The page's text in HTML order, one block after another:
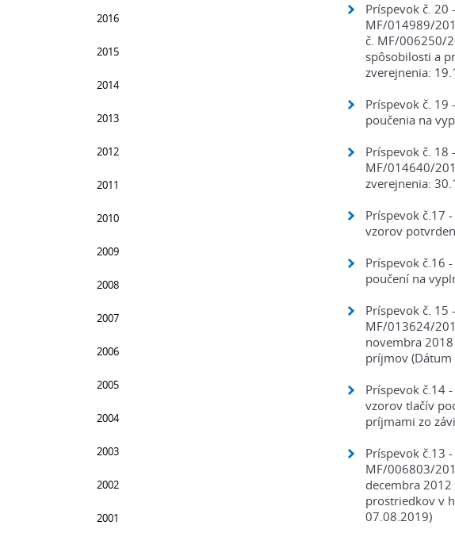
Príspevok č. 20
MF/014989/
č. MF/006250/
spôsobilosti a
zverejnenia:
Príspevok č.
poučenia na
Príspevok č. 18
MF/014640/
zverejnenia:
Príspevok č.17
vzorov
Príspevok č.16
poučení na
Príspevok č. 15
MF/013624/
novembra
príjmov (Dátum
Príspevok č.14
vzorov tlačív
príjmami zo
Príspevok č.13
MF/006803/
decembra
prostriedkov v
07.08.2019)
2016
2015
2014
2013
2012
2011
2010
2009
2008
2007
2006
2005
2004
2003
2002
2001